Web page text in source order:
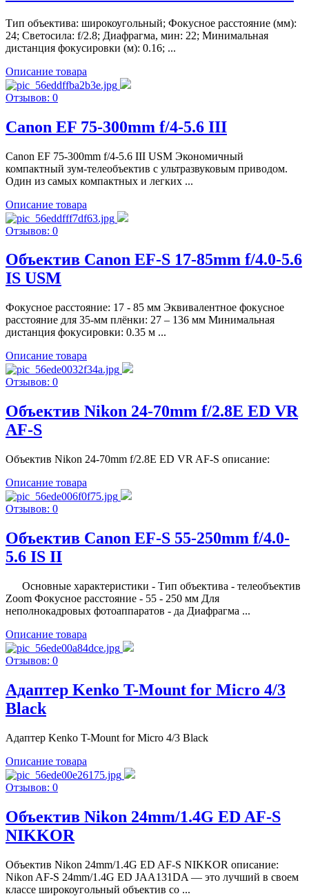
Тип объектива: широкоугольный; Фокусное расстояние (мм):
24; Светосила: f/2.8; Диафрагма, мин: 22; Минимальная
дистанция фокусировки (м): 0.16; ...
Описание товара
Отзывов: 0
Canon EF 75-300mm f/4-5.6 III
Canon EF 75-300mm f/4-5.6 III USM Экономичный
компактный зум-телеобъектив с ультразвуковым приводом.
Один из самых компактных и легких ...
Описание товара
Отзывов: 0
Объектив Canon EF-S 17-85mm f/4.0-5.6
IS USM
Фокусное расстояние: 17 - 85 мм Эквивалентное фокусное
расстояние для 35-мм плёнки: 27 – 136 мм Минимальная
дистанция фокусировки: 0.35 м ...
Описание товара
Отзывов: 0
Объектив Nikon 24-70mm f/2.8E ED VR
AF-S
Объектив Nikon 24-70mm f/2.8E ED VR AF-S описание:
Описание товара
Отзывов: 0
Объектив Canon EF-S 55-250mm f/4.0-
5.6 IS II
Основные характеристики - Тип объектива - телеобъектив
Zoom Фокусное расстояние - 55 - 250 мм Для
неполнокадровых фотоаппаратов - да Диафрагма ...
Описание товара
Отзывов: 0
Адаптер Kenko T-Mount for Micro 4/3
Black
Адаптер Kenko T-Mount for Micro 4/3 Black
Описание товара
Отзывов: 0
Объектив Nikon 24mm/1.4G ED AF-S
NIKKOR
Объектив Nikon 24mm/1.4G ED AF-S NIKKOR описание:
Nikon AF-S 24mm/1.4G ED JAA131DA — это лучший в своем
классе широкоугольный объектив со ...